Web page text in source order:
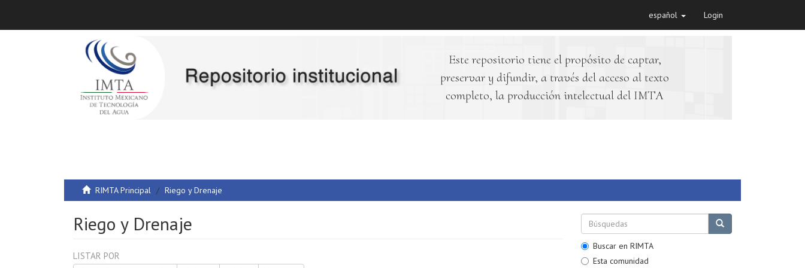
español Login
Este repositorio tiene el propósito de captar,
preservar y difundir, a través del acceso al texto
completo, la producción intelectual del IMTA
RIMTA Principal Riego y Drenaje
Riego y Drenaje
LISTAR POR
Buscar en RIMTA
Esta comunidad